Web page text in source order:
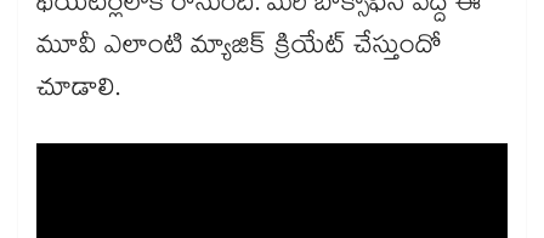
మూవీ ఎలాంటి మ్యాజిక్ క్రియేట్ చేస్తుందో
చూడాలి.